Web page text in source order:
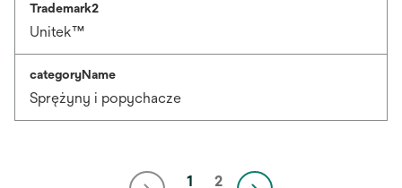
Trademark2
Unitek™
categoryName
Sprężyny i popychacze
1 2